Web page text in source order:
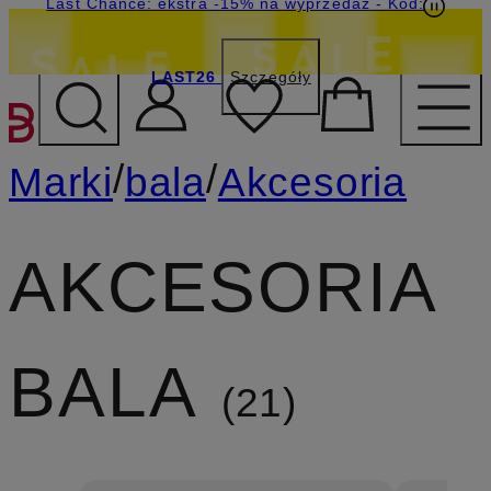
PRZEJDŹ DO GŁÓWNEJ
LAST26 Szczegóły
Marki/bala/Akcesoria
AKCESORIA
BALA
21